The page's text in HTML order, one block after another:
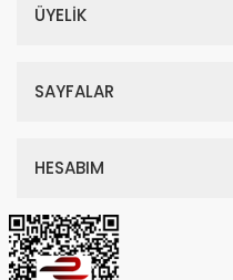
ÜYELİK
SAYFALAR
HESABIM